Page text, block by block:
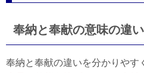
奉納と奉献の意味の違い
奉納と奉献の違いを分かりやす